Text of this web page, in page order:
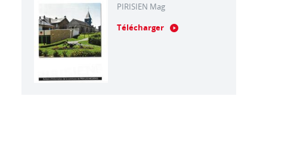
PIRISIEN Mag
Télécharger